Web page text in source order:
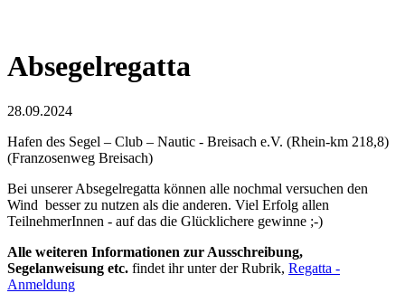
Absegelregatta
28.09.2024
Hafen des Segel – Club – Nautic - Breisach e.V. (Rhein-km 218,8)
(Franzosenweg Breisach)
Bei unserer Absegelregatta können alle nochmal versuchen den
Wind besser zu nutzen als die anderen. Viel Erfolg allen
TeilnehmerInnen - auf das die Glücklichere gewinne ;-)
Alle weiteren Informationen zur Ausschreibung,
Segelanweisung etc. findet ihr unter der Rubrik, Regatta -
Anmeldung